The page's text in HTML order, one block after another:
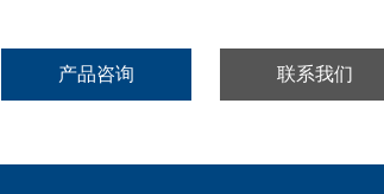
产品咨询 联系我们